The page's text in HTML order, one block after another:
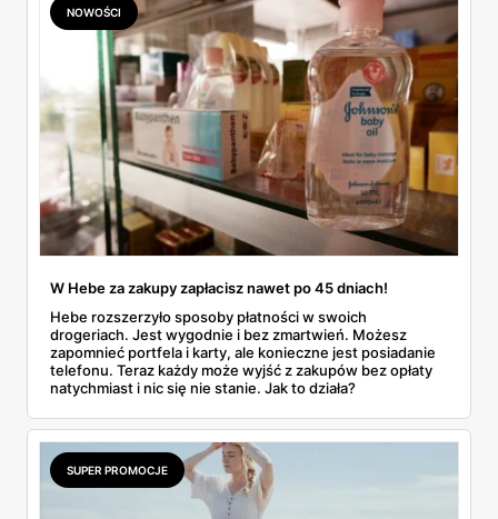
NOWOŚCI
W Hebe za zakupy zapłacisz nawet po 45 dniach!
Hebe rozszerzyło sposoby płatności w swoich
drogeriach. Jest wygodnie i bez zmartwień. Możesz
zapomnieć portfela i karty, ale konieczne jest posiadanie
telefonu. Teraz każdy może wyjść z zakupów bez opłaty
natychmiast i nic się nie stanie. Jak to działa?
SUPER PROMOCJE